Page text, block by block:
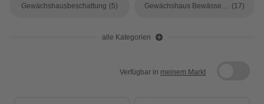
Gewächshausbeschattung (5) Gewächshaus Bewässerung (17)
alle Kategorien
Verfügbar in meinem Markt